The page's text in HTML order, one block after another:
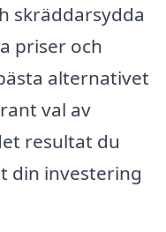
skräddarsydda
priser och
alternativet
val av
resultat du
din investering